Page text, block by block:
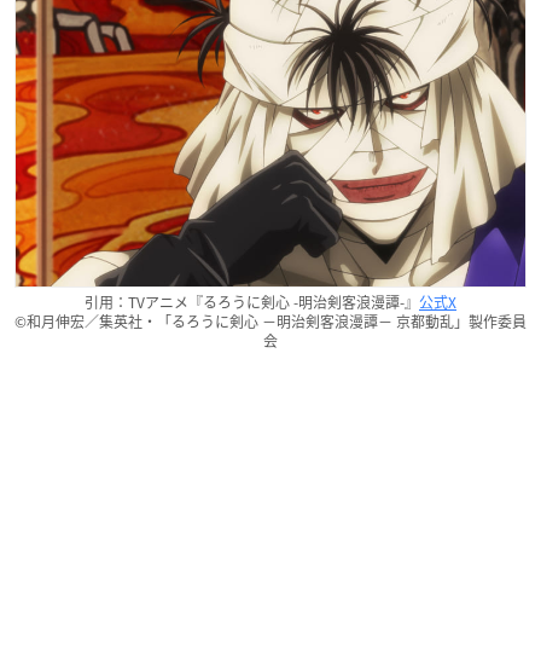
引用：TVアニメ『るろうに剣心 -明治剣客浪漫譚-』 公式X
©和月伸宏／集英社・「るろうに剣心 －明治剣客浪漫譚－ 京都動乱」製作委員
会